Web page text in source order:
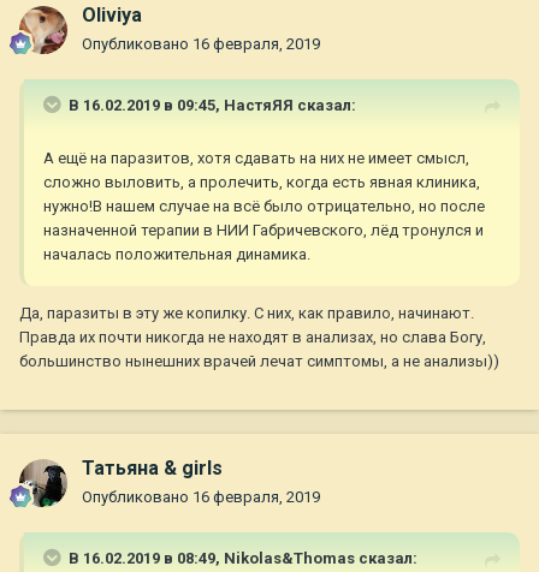
Oliviya
Опубликовано 16 февраля, 2019
В 16.02.2019 в 09:45, НастяЯЯ сказал:
А ещё на паразитов, хотя сдавать на них не имеет смысл,
сложно выловить, а пролечить, когда есть явная клиника,
нужно!В нашем случае на всё было отрицательно, но после
назначенной терапии в НИИ Габричевского, лёд тронулся и
началась положительная динамика.
Да, паразиты в эту же копилку. С них, как правило, начинают.
Правда их почти никогда не находят в анализах, но слава Богу,
большинство нынешних врачей лечат симптомы, а не анализы))
Татьяна & girls
Опубликовано 16 февраля, 2019
В 16.02.2019 в 08:49, Nikolas&Thomas сказал: